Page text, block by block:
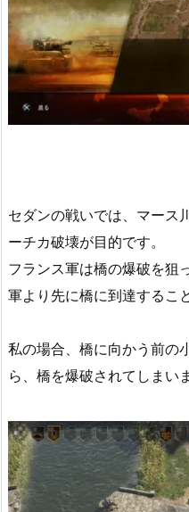
セダンの戦いでは、マース
ーチカ破壊が目的です。
フランス軍は橋の爆破を狙
軍より先に橋に到達するこ
私の場合、橋に向かう前の
ら、橋を爆破されてしまい